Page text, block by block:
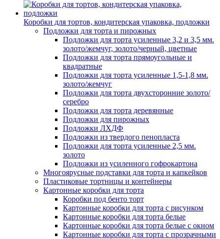
Коробки для тортов, кондитерская упаковка, подложки
Подложки для торта и пирожных
Подложки для торта усиленные 3,2 и 3,5 мм.
золото/жемчуг, золото/черный, цветные
Подложки для торта прямоугольные и
квадратные
Подложки для торта усиленные 1,5-1,8 мм.
золото/жемчуг
Подложки для торта двухсторонние золото/
серебро
Подложки для торта деревянные
Подложки для пирожных
Подложки ЛХДФ
Подложки из твердого пенопласта
Подложки для торта усиленные 2,5 мм.
золото
Подложки из усиленного гофрокартона
Многоярусные подставки для торта и капкейков
Пластиковые тортницы и контейнеры
Картонные коробки для торта
Коробки под бенто торт
Картонные коробки для торта с рисунком
Картонные коробки для торта белые
Картонные коробки для торта белые с окном
Картонные коробки для торта с прозрачными